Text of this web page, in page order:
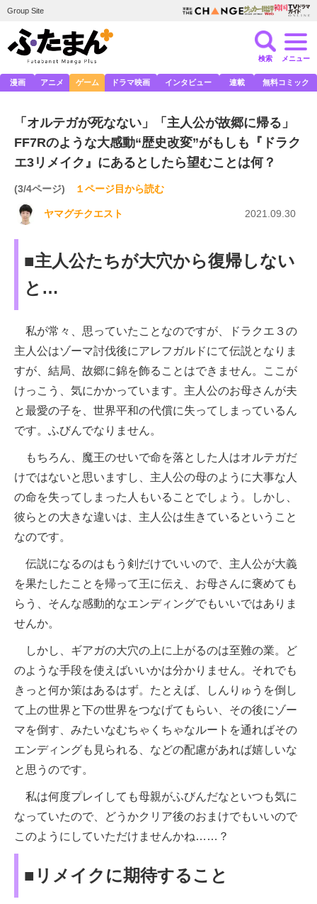
Group Site
検索 メニュー
漫画 アニメ ゲーム ドラマ映画 インタビュー 連載 無料コミック
「オルテガが死なない」「主人公が故郷に帰る」
FF7Rのような大感動“歴史改変”がもしも『ドラク
エ3リメイク』にあるとしたら望むことは何？
(3/4ページ) １ページ目から読む
ヤマグチクエスト 2021.09.30
■主人公たちが大穴から復帰しない
と…
私が常々、思っていたことなのですが、ドラクエ３の
主人公はゾーマ討伐後にアレフガルドにて伝説となりま
すが、結局、故郷に錦を飾ることはできません。ここが
けっこう、気にかかっています。主人公のお母さんが夫
と最愛の子を、世界平和の代償に失ってしまっているん
です。ふびんでなりません。
もちろん、魔王のせいで命を落とした人はオルテガだ
けではないと思いますし、主人公の母のように大事な人
の命を失ってしまった人もいることでしょう。しかし、
彼らとの大きな違いは、主人公は生きているということ
なのです。
伝説になるのはもう剣だけでいいので、主人公が大義
を果たしたことを帰って王に伝え、お母さんに褒めても
らう、そんな感動的なエンディングでもいいではありま
せんか。
しかし、ギアガの大穴の上に上がるのは至難の業。ど
のような手段を使えばいいかは分かりません。それでも
きっと何か策はあるはず。たとえば、しんりゅうを倒し
て上の世界と下の世界をつなげてもらい、その後にゾー
マを倒す、みたいなむちゃくちゃなルートを通ればその
エンディングも見られる、などの配慮があれば嬉しいな
と思うのです。
私は何度プレイしても母親がふびんだなといつも気に
なっていたので、どうかクリア後のおまけでもいいので
このようにしていただけませんかね……？
■リメイクに期待すること